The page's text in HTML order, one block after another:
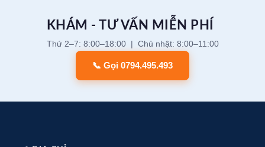
KHÁM - TƯ VẤN MIỄN PHÍ
Thứ 2–7: 8:00–18:00 | Chủ nhật: 8:00–11:00
📞 Gọi 0794.495.493